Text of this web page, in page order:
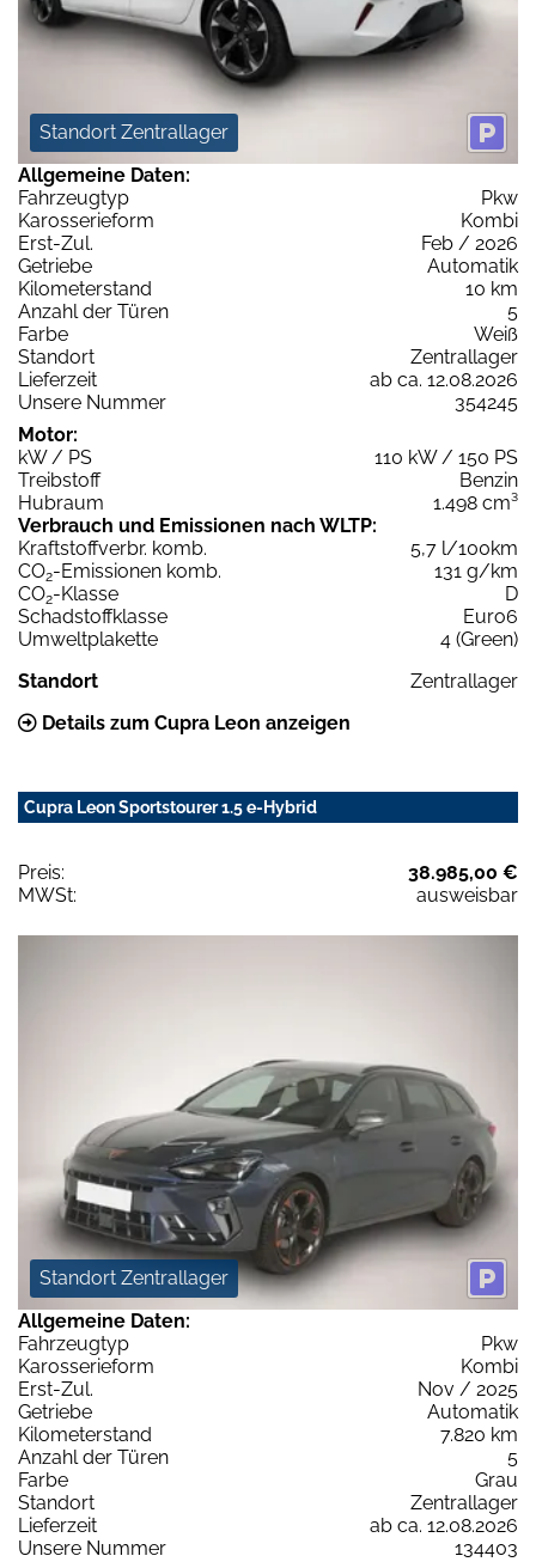
Standort Zentrallager
Allgemeine Daten:
Fahrzeugtyp
Pkw
Karosserieform
Kombi
Erst-Zul.
Feb / 2026
Getriebe
Automatik
Kilometerstand
10 km
Anzahl der Türen
5
Farbe
Weiß
Standort
Zentrallager
Lieferzeit
ab ca. 12.08.2026
Unsere Nummer
354245
Motor:
kW / PS
110 kW / 150 PS
Treibstoff
Benzin
Hubraum
1.498 cm³
Verbrauch und Emissionen nach WLTP:
Kraftstoffverbr. komb.
5,7 l/100km
CO2-Emissionen komb.
131 g/km
CO2-Klasse
D
Schadstoffklasse
Euro6
Umweltplakette
4 (Green)
Standort
Zentrallager
Details zum Cupra Leon anzeigen
Cupra Leon Sportstourer 1.5 e-Hybrid
Preis:
38.985,00 €
MWSt:
ausweisbar
Standort Zentrallager
Allgemeine Daten:
Fahrzeugtyp
Pkw
Karosserieform
Kombi
Erst-Zul.
Nov / 2025
Getriebe
Automatik
Kilometerstand
7.820 km
Anzahl der Türen
5
Farbe
Grau
Standort
Zentrallager
Lieferzeit
ab ca. 12.08.2026
Unsere Nummer
134403